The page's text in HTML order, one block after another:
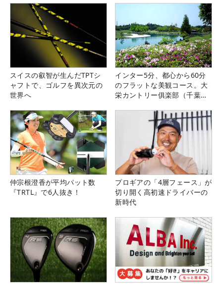
スイスの叡智が生んだTPTシ
ャフトで、ゴルフを異次元の
世界へ
インター5分、都心から60分
のフラットな美観コース。大
栄カントリー俱楽部（千葉
仲宗根澄香が平均パット数
『TRTL』で6人抜き！
プロギアの「4層フェース」が
切り開く高初速ドライバーの
新時代